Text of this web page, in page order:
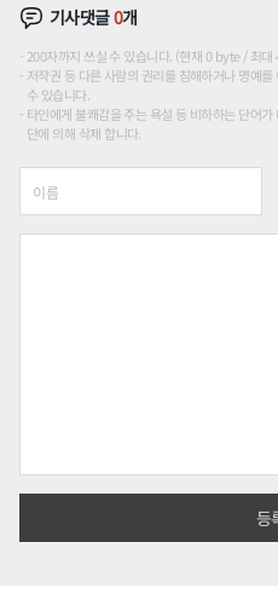
기사댓글0개
200자까지 쓰실 수 있습니다. (현재 0 byte / 최
저작권 등 다른 사람의 권리를 침해하거나 명예
수 있습니다.
타인에게 불쾌감을 주는 욕설 등 비하하는 단어
단에 의해 삭제 합니다.